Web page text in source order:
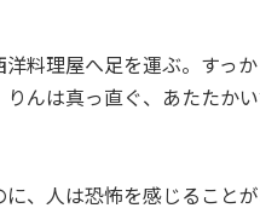
洋料理屋へ足を運ぶ。すっ
んは真っ直ぐ、あたたかい
、人は恐怖を感じることが